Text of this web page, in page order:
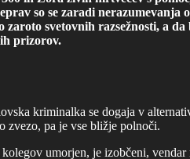
so se zaradi
svetovnih razsežnosti, a
prizorov.
kriminalka se dogaja v
zvezo, pa je vse bližje polnoči.
umorjen, je izobčeni,